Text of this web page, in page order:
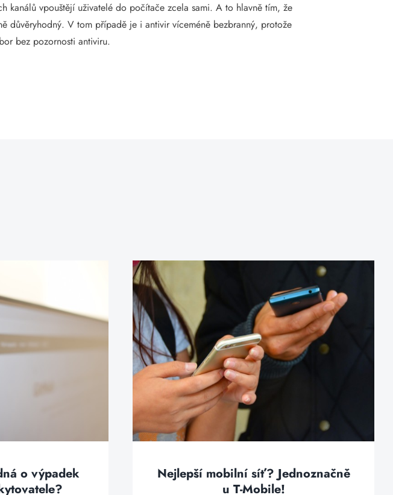
kanálů vpouštějí uživatelé do počítače zcela sami. A to hlavně tím, že
důvěryhodný. V tom případě je i antivir víceméně bezbranný, protože
bez pozornosti antiviru.
o výpadek
Nejlepší mobilní síť? Jednoznačně
u T-Mobile!